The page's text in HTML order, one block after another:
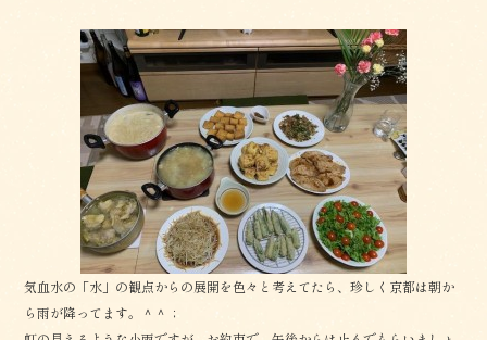
c
e
b
o
o
k
e
気血水の「水」の観点からの展開を色々と考えてたら、珍しく京都は朝か
ら雨が降ってます。＾＾；